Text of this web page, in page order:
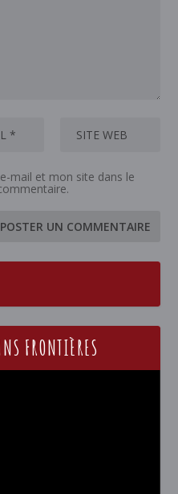
mail et mon site dans le
FRONTIÈRES